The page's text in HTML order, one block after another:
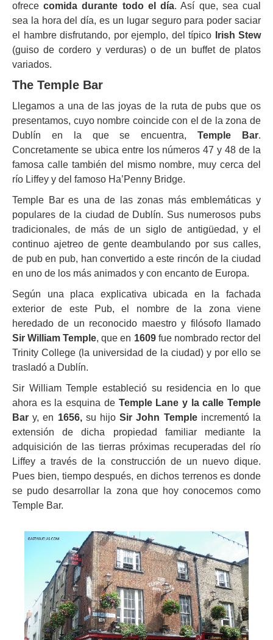
ofrececomida durante todo el día. Así que, sea cual
sea la hora del día, es un lugar seguro para poder saciar
el hambre disfrutando, por ejemplo, del típico Irish Stew
(guiso de cordero y verduras) o de un buffet de platos
variados.
The Temple Bar
Llegamos a una de las joyas de la ruta de pubs que os
presentamos, cuyo nombre coincide con el de la zona de
Dublín en la que se encuentra,Temple Bar.
Concretamente se ubica entre los números 47 y 48 de la
famosa calle también del mismo nombre, muy cerca del
río Liffey y del famoso Ha’Penny Bridge.
Temple Bar es una de las zonas más emblemáticas y
populares de la ciudad de Dublín. Sus numerosos pubs
tradicionales, de más de un siglo de antigüedad, y el
continuo ajetreo de gente deambulando por sus calles,
de pub en pub, han convertido a este rincón de la ciudad
en uno de los más animados y con encanto de Europa.
Según una placa explicativa ubicada en la fachada
exterior de este Pub, el nombre de la zona viene
heredado de un reconocido maestro y filósofo llamado
Sir William Temple, que en 1609fue nombrado rector del
Trinity College (la universidad de la ciudad) y por ello se
trasladó a Dublín.
Sir William Temple estableció su residencia en lo que
ahora es la esquina de Temple Lane y la calle Temple
Bar y, en 1656,su hijoSir John Templeincrementó la
extensión de dicha propiedad familiar mediante la
adquisición de las tierras próximas recuperadas del río
Liffey a través de la construcción de un nuevo dique.
Pues bien, tiempo después, en dichos terrenos es donde
se pudo desarrollar la zona que hoy conocemos como
Temple Bar.